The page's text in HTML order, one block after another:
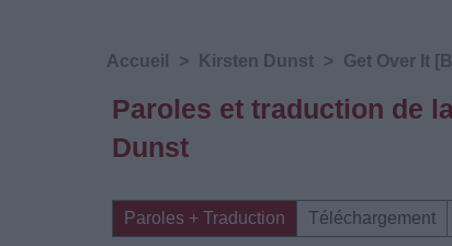
Accueil > Kirsten Dunst > Get Over It
Paroles et traduction de
Dunst
Paroles + Traduction Téléchargement